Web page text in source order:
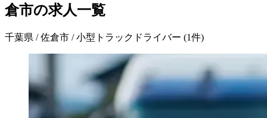
倉市の求人一覧
千葉県 / 佐倉市 / 小型トラックドライバー (1件)